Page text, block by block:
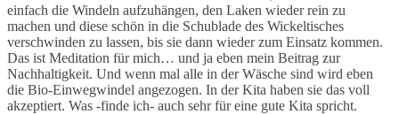
einfach die Windeln aufzuhängen, den Laken wieder rein zu
machen und diese schön in die Schublade des Wickeltisches
verschwinden zu lassen, bis sie dann wieder zum Einsatz kommen.
Das ist Meditation für mich… und ja eben mein Beitrag zur
Nachhaltigkeit. Und wenn mal alle in der Wäsche sind wird eben
die Bio-Einwegwindel angezogen. In der Kita haben sie das voll
akzeptiert. Was -finde ich- auch sehr für eine gute Kita spricht.